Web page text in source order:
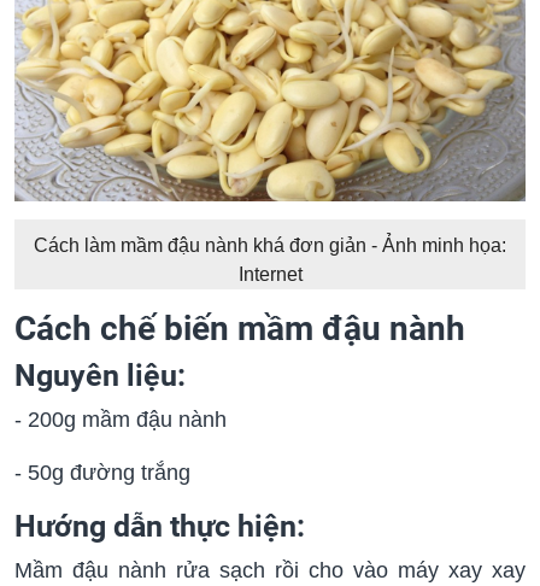
Cách làm mầm đậu nành khá đơn giản - Ảnh minh họa:
Internet
Cách chế biến mầm đậu nành
Nguyên liệu:
- 200g mầm đậu nành
- 50g đường trắng
Hướng dẫn thực hiện:
Mầm đậu nành rửa sạch rồi cho vào máy xay xay